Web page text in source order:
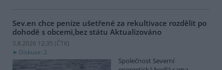
Sev.en chce peníze ušetřené za rekultivace rozdělit po
dohodě s obcemi,bez státu Aktualizováno
3.8.2026 12:35 (ČTK)
Diskuse: 2
Společnost Severní